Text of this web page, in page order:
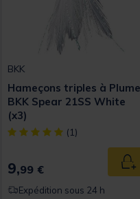
BKK
Hameçons triples à
BKK Spear 21SS White
(x3)
[object Object] out of 5
(1)
9,99 €
Expédition sous 24 h